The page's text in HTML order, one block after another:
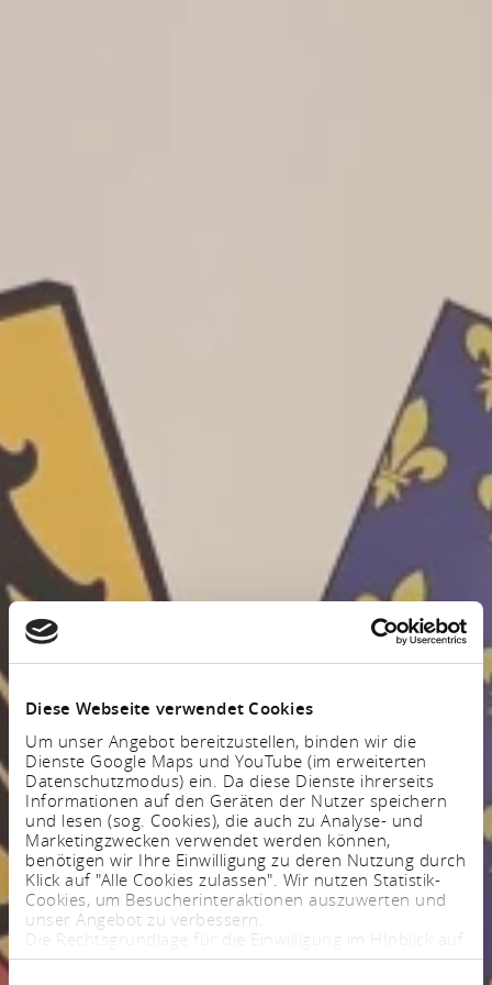
Diese Webseite verwendet Cookies
Um unser Angebot bereitzustellen, binden wir die
Dienste Google Maps und YouTube (im erweiterten
Datenschutzmodus) ein. Da diese Dienste ihrerseits
Informationen auf den Geräten der Nutzer speichern
und lesen (sog. Cookies), die auch zu Analyse- und
Marketingzwecken verwendet werden können,
benötigen wir Ihre Einwilligung zu deren Nutzung durch
Klick auf "Alle Cookies zulassen". Wir nutzen Statistik-
Cookies, um Besucherinteraktionen auszuwerten und
unser Angebot zu verbessern.
Die Rechtsgrundlage für die Einwilligung im HInblick auf
die Speicherung und das Auslesen von Informationen